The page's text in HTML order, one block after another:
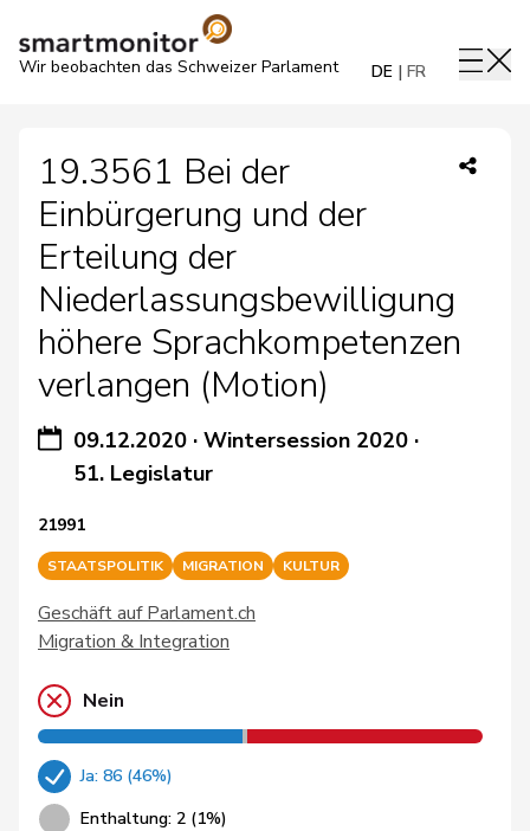
Wir beobachten das Schweizer Parlament DE FR
19.3561 Bei der
Einbürgerung und der
Erteilung der
Niederlassungsbewilligung
höhere Sprachkompetenzen
verlangen (Motion)
09.12.2020 ·Wintersession 2020 ·
51. Legislatur
21991
STAATSPOLITIK MIGRATION KULTUR
Geschäft auf Parlament.ch
Migration & Integration
Nein
Ja: 86 (46%)
Enthaltung: 2 (1%)